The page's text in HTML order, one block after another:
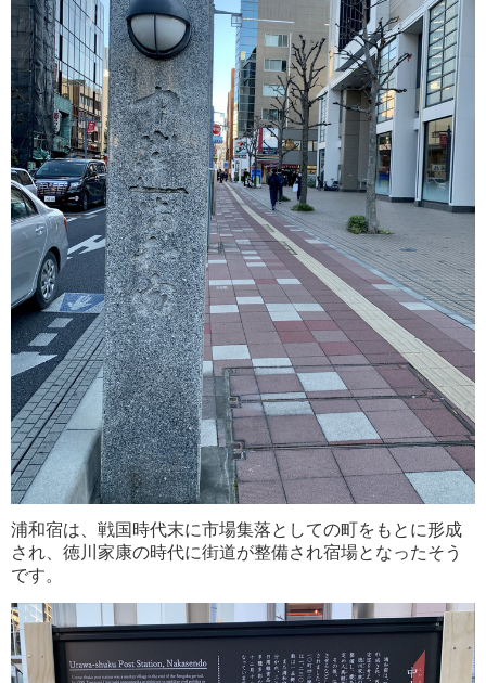
浦和宿は、戦国時代末に市場集落としての町をもとに形成
され、徳川家康の時代に街道が整備され宿場となったそう
です。